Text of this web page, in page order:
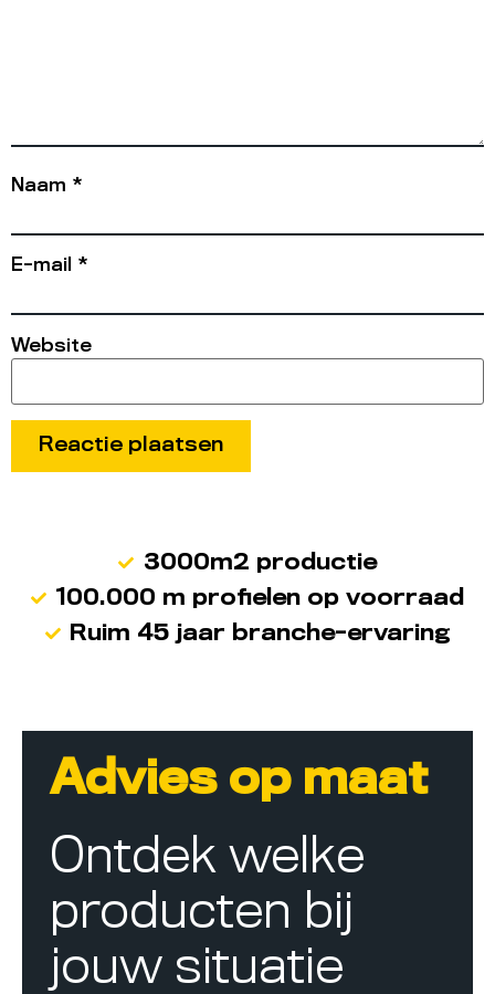
Naam *
E-mail *
Website
3000m2 productie
100.000 m profielen op voorraad
Ruim 45 jaar branche-ervaring
Advies op maat
Ontdek welke
producten bij
jouw situatie